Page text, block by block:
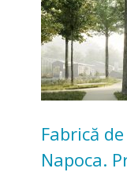
Fabrică
Napoca.